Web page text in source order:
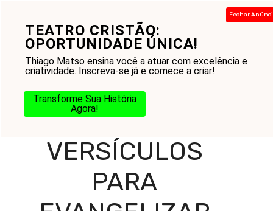
TEATRO CRISTÃO:
OPORTUNIDADE ÚNICA!
Thiago Matso ensina você a atuar com excelência e
criatividade. Inscreva-se já e comece a criar!
Transforme Sua História
Agora!
Fechar
conteúdo
Home-Blog-Missão e Evangelização
Versículos para Evangelizar Pessoas Não Crentes: A Luz
da Palavra para Transformar Corações
VERSÍCULOS
PARA